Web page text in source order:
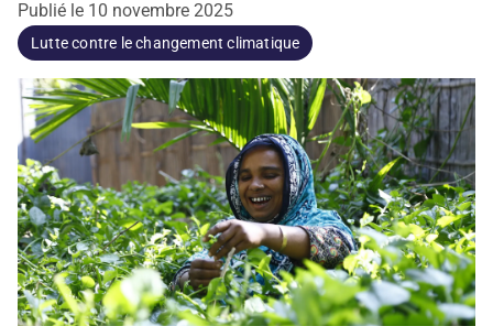
Publié le 10 novembre 2025
Lutte contre le changement climatique